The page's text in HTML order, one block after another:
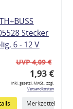
Stecker
6 - 12 V
UVP 4,09 €
1,93 €
inkl. gesetzl. MwSt., zzgl.
Versandkosten
Merkzettel